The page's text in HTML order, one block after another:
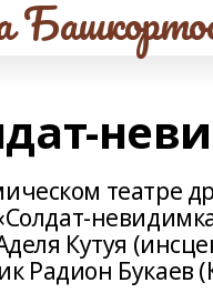
театре
Кутуя
Радион Букаев